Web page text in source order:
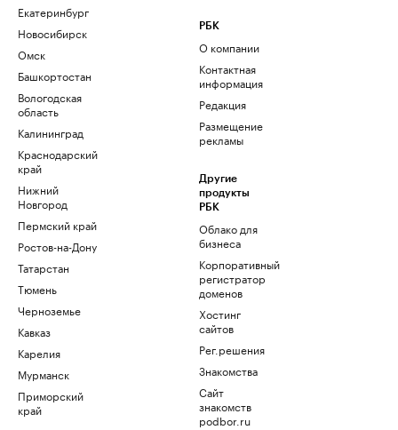
Екатеринбург
Новосибирск
Омск
Башкортостан
Вологодская
область
Калининград
Краснодарский
край
Нижний
Новгород
Пермский край
Ростов-на-Дону
Татарстан
Тюмень
Черноземье
Кавказ
Карелия
Мурманск
Приморский
край
РБК
О компании
Контактная
информация
Редакция
Размещение
рекламы
Другие
продукты
РБК
Облако для
бизнеса
Корпоративный
регистратор
доменов
Хостинг
сайтов
Рег.решения
Знакомства
Сайт
знакомств
podbor.ru